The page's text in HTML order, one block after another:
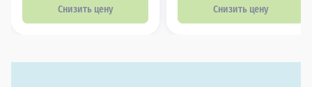
Снизить цену Снизить цену